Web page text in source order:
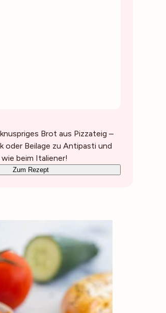
Brot aus Pizzateig –
oder Beilage zu Antipasti und
beim Italiener!
Zum Rezept